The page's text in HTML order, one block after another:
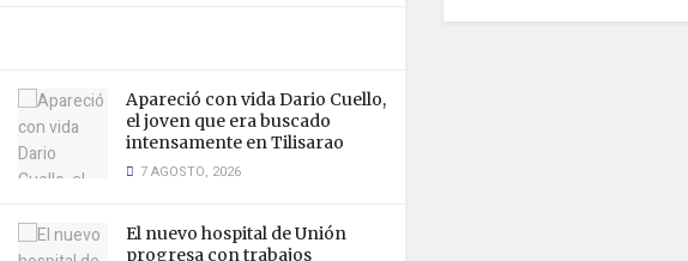
Apareció con vida Dario Cuello,
el joven que era buscado
intensamente en Tilisarao
7 AGOSTO, 2026
El nuevo hospital de Unión
progresa con trabajos